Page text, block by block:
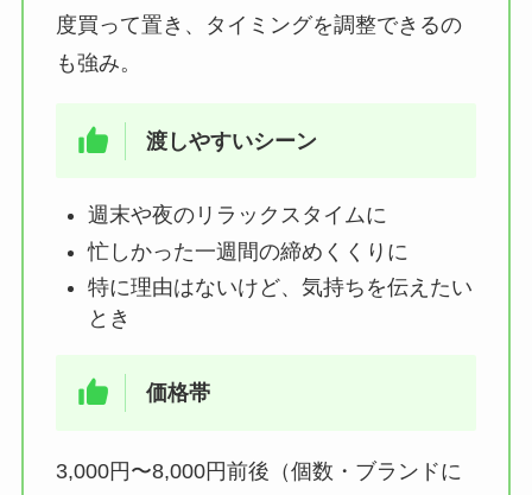
度買って置き、タイミングを調整できるの
も強み。
渡しやすいシーン
週末や夜のリラックスタイムに
忙しかった一週間の締めくくりに
特に理由はないけど、気持ちを伝えたい
とき
価格帯
3,000円〜8,000円前後（個数・ブランドに